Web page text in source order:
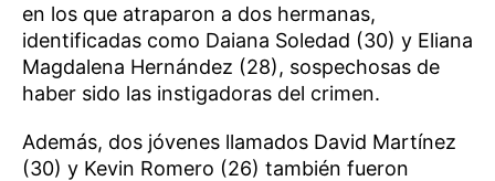
en los que atraparon a dos hermanas,
identificadas como Daiana Soledad (30) y Eliana
Magdalena Hernández (28), sospechosas de
haber sido las instigadoras del crimen.
Además, dos jóvenes llamados David Martínez
(30) y Kevin Romero (26) también fueron